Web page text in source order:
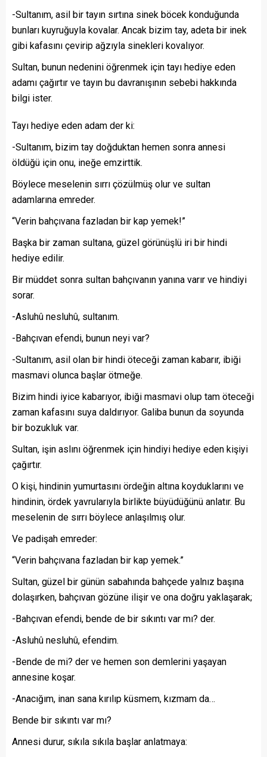
-Sultanım, asil bir tayın sırtına sinek böcek konduğunda
bunları kuyruğuyla kovalar. Ancak bizim tay, adeta bir inek
gibi kafasını çevirip ağzıyla sinekleri kovalıyor.
Sultan, bunun nedenini öğrenmek için tayı hediye eden
adamı çağırtır ve tayın bu davranışının sebebi hakkında
bilgi ister.
Tayı hediye eden adam der ki:
-Sultanım, bizim tay doğduktan hemen sonra annesi
öldüğü için onu, ineğe emzirttik.
Böylece meselenin sırrı çözülmüş olur ve sultan
adamlarına emreder.
“Verin bahçıvana fazladan bir kap yemek!”
Başka bir zaman sultana, güzel görünüşlü iri bir hindi
hediye edilir.
Bir müddet sonra sultan bahçıvanın yanına varır ve hindiyi
sorar.
-Asluhû nesluhû, sultanım.
-Bahçıvan efendi, bunun neyi var?
-Sultanım, asil olan bir hindi öteceği zaman kabarır, ibiği
masmavi olunca başlar ötmeğe.
Bizim hindi iyice kabarıyor, ibiği masmavi olup tam öteceği
zaman kafasını suya daldırıyor. Galiba bunun da soyunda
bir bozukluk var.
Sultan, işin aslını öğrenmek için hindiyi hediye eden kişiyi
çağırtır.
O kişi, hindinin yumurtasını ördeğin altına koyduklarını ve
hindinin, ördek yavrularıyla birlikte büyüdüğünü anlatır. Bu
meselenin de sırrı böylece anlaşılmış olur.
Ve padişah emreder:
“Verin bahçıvana fazladan bir kap yemek.”
Sultan, güzel bir günün sabahında bahçede yalnız başına
dolaşırken, bahçıvan gözüne ilişir ve ona doğru yaklaşarak;
-Bahçıvan efendi, bende de bir sıkıntı var mı? der.
-Asluhû nesluhû, efendim.
-Bende de mi? der ve hemen son demlerini yaşayan
annesine koşar.
-Anacığım, inan sana kırılıp küsmem, kızmam da…
Bende bir sıkıntı var mı?
Annesi durur, sıkıla sıkıla başlar anlatmaya: